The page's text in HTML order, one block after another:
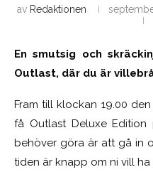
av Redaktionen
En smutsig och
Outlast, där du är
Fram till klockan 19.00
få Outlast Deluxe
behöver göra är att gå in
tiden är knapp om ni vill